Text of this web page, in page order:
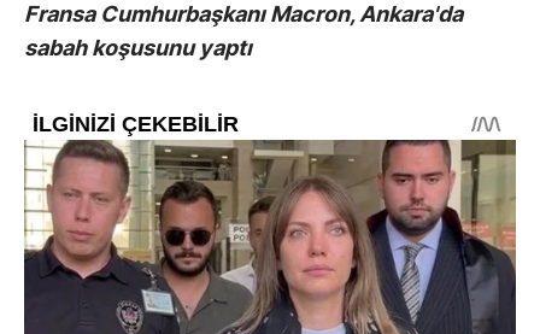
Fransa Cumhurbaşkanı Macron, Ankara'da
sabah koşusunu yaptı